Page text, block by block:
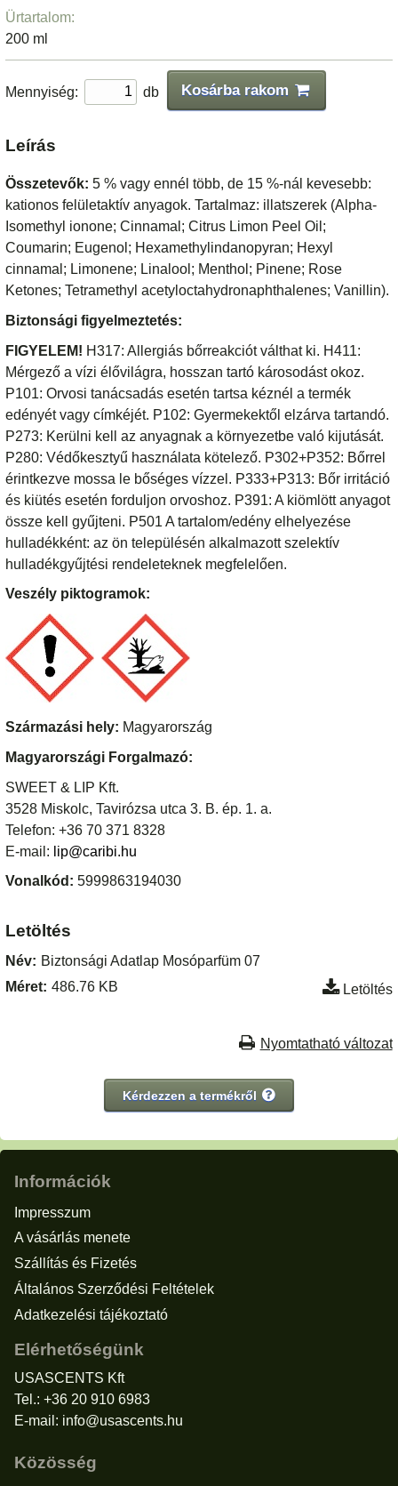
Ürtartalom:
200 ml
Mennyiség: db Kosárba rakom
Leírás
Összetevők:5 % vagy ennél több, de 15 %-nál kevesebb:
kationos felületaktív anyagok. Tartalmaz: illatszerek (Alpha-
Isomethyl ionone; Cinnamal; Citrus Limon Peel Oil;
Coumarin; Eugenol; Hexamethylindanopyran; Hexyl
cinnamal; Limonene; Linalool; Menthol; Pinene; Rose
Ketones; Tetramethyl acetyloctahydronaphthalenes; Vanillin).
Biztonsági figyelmeztetés:
FIGYELEM! H317: Allergiás bőrreakciót válthat ki. H411:
Mérgező a vízi élővilágra, hosszan tartó károsodást okoz.
P101: Orvosi tanácsadás esetén tartsa kéznél a termék
edényét vagy címkéjét. P102: Gyermekektől elzárva tartandó.
P273: Kerülni kell az anyagnak a környezetbe való kijutását.
P280: Védőkesztyű használata kötelező. P302+P352: Bőrrel
érintkezve mossa le bőséges vízzel. P333+P313: Bőr irritáció
és kiütés esetén forduljon orvoshoz. P391: A kiömlött anyagot
össze kell gyűjteni. P501 A tartalom/edény elhelyezése
hulladékként: az ön településén alkalmazott szelektív
hulladékgyűjtési rendeleteknek megfelelően.
Veszély piktogramok:
Származási hely: Magyarország
Magyarországi Forgalmazó:
SWEET & LIP Kft.
3528 Miskolc, Tavirózsa utca 3. B. ép. 1. a.
Telefon: +36 70 371 8328
E-mail: lip@caribi.hu
Vonalkód:5999863194030
Letöltés
Név: Biztonsági Adatlap Mosóparfüm 07
Méret: 486.76 KB Letöltés
Nyomtatható változat
Kérdezzen a termékről
Információk
Impresszum
A vásárlás menete
Szállítás és Fizetés
Általános Szerződési Feltételek
Adatkezelési tájékoztató
Elérhetőségünk
USASCENTS Kft
Tel.: +36 20 910 6983
E-mail: info@usascents.hu
Közösség